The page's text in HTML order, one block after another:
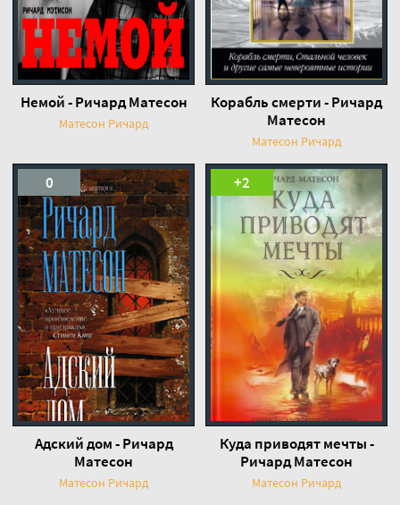
Немой - Ричард Матесон
Матесон Ричард
Корабль смерти - Ричард
Матесон
Матесон Ричард
0
Адский дом - Ричард
Матесон
Матесон Ричард
+2
Куда приводят мечты -
Ричард Матесон
Матесон Ричард